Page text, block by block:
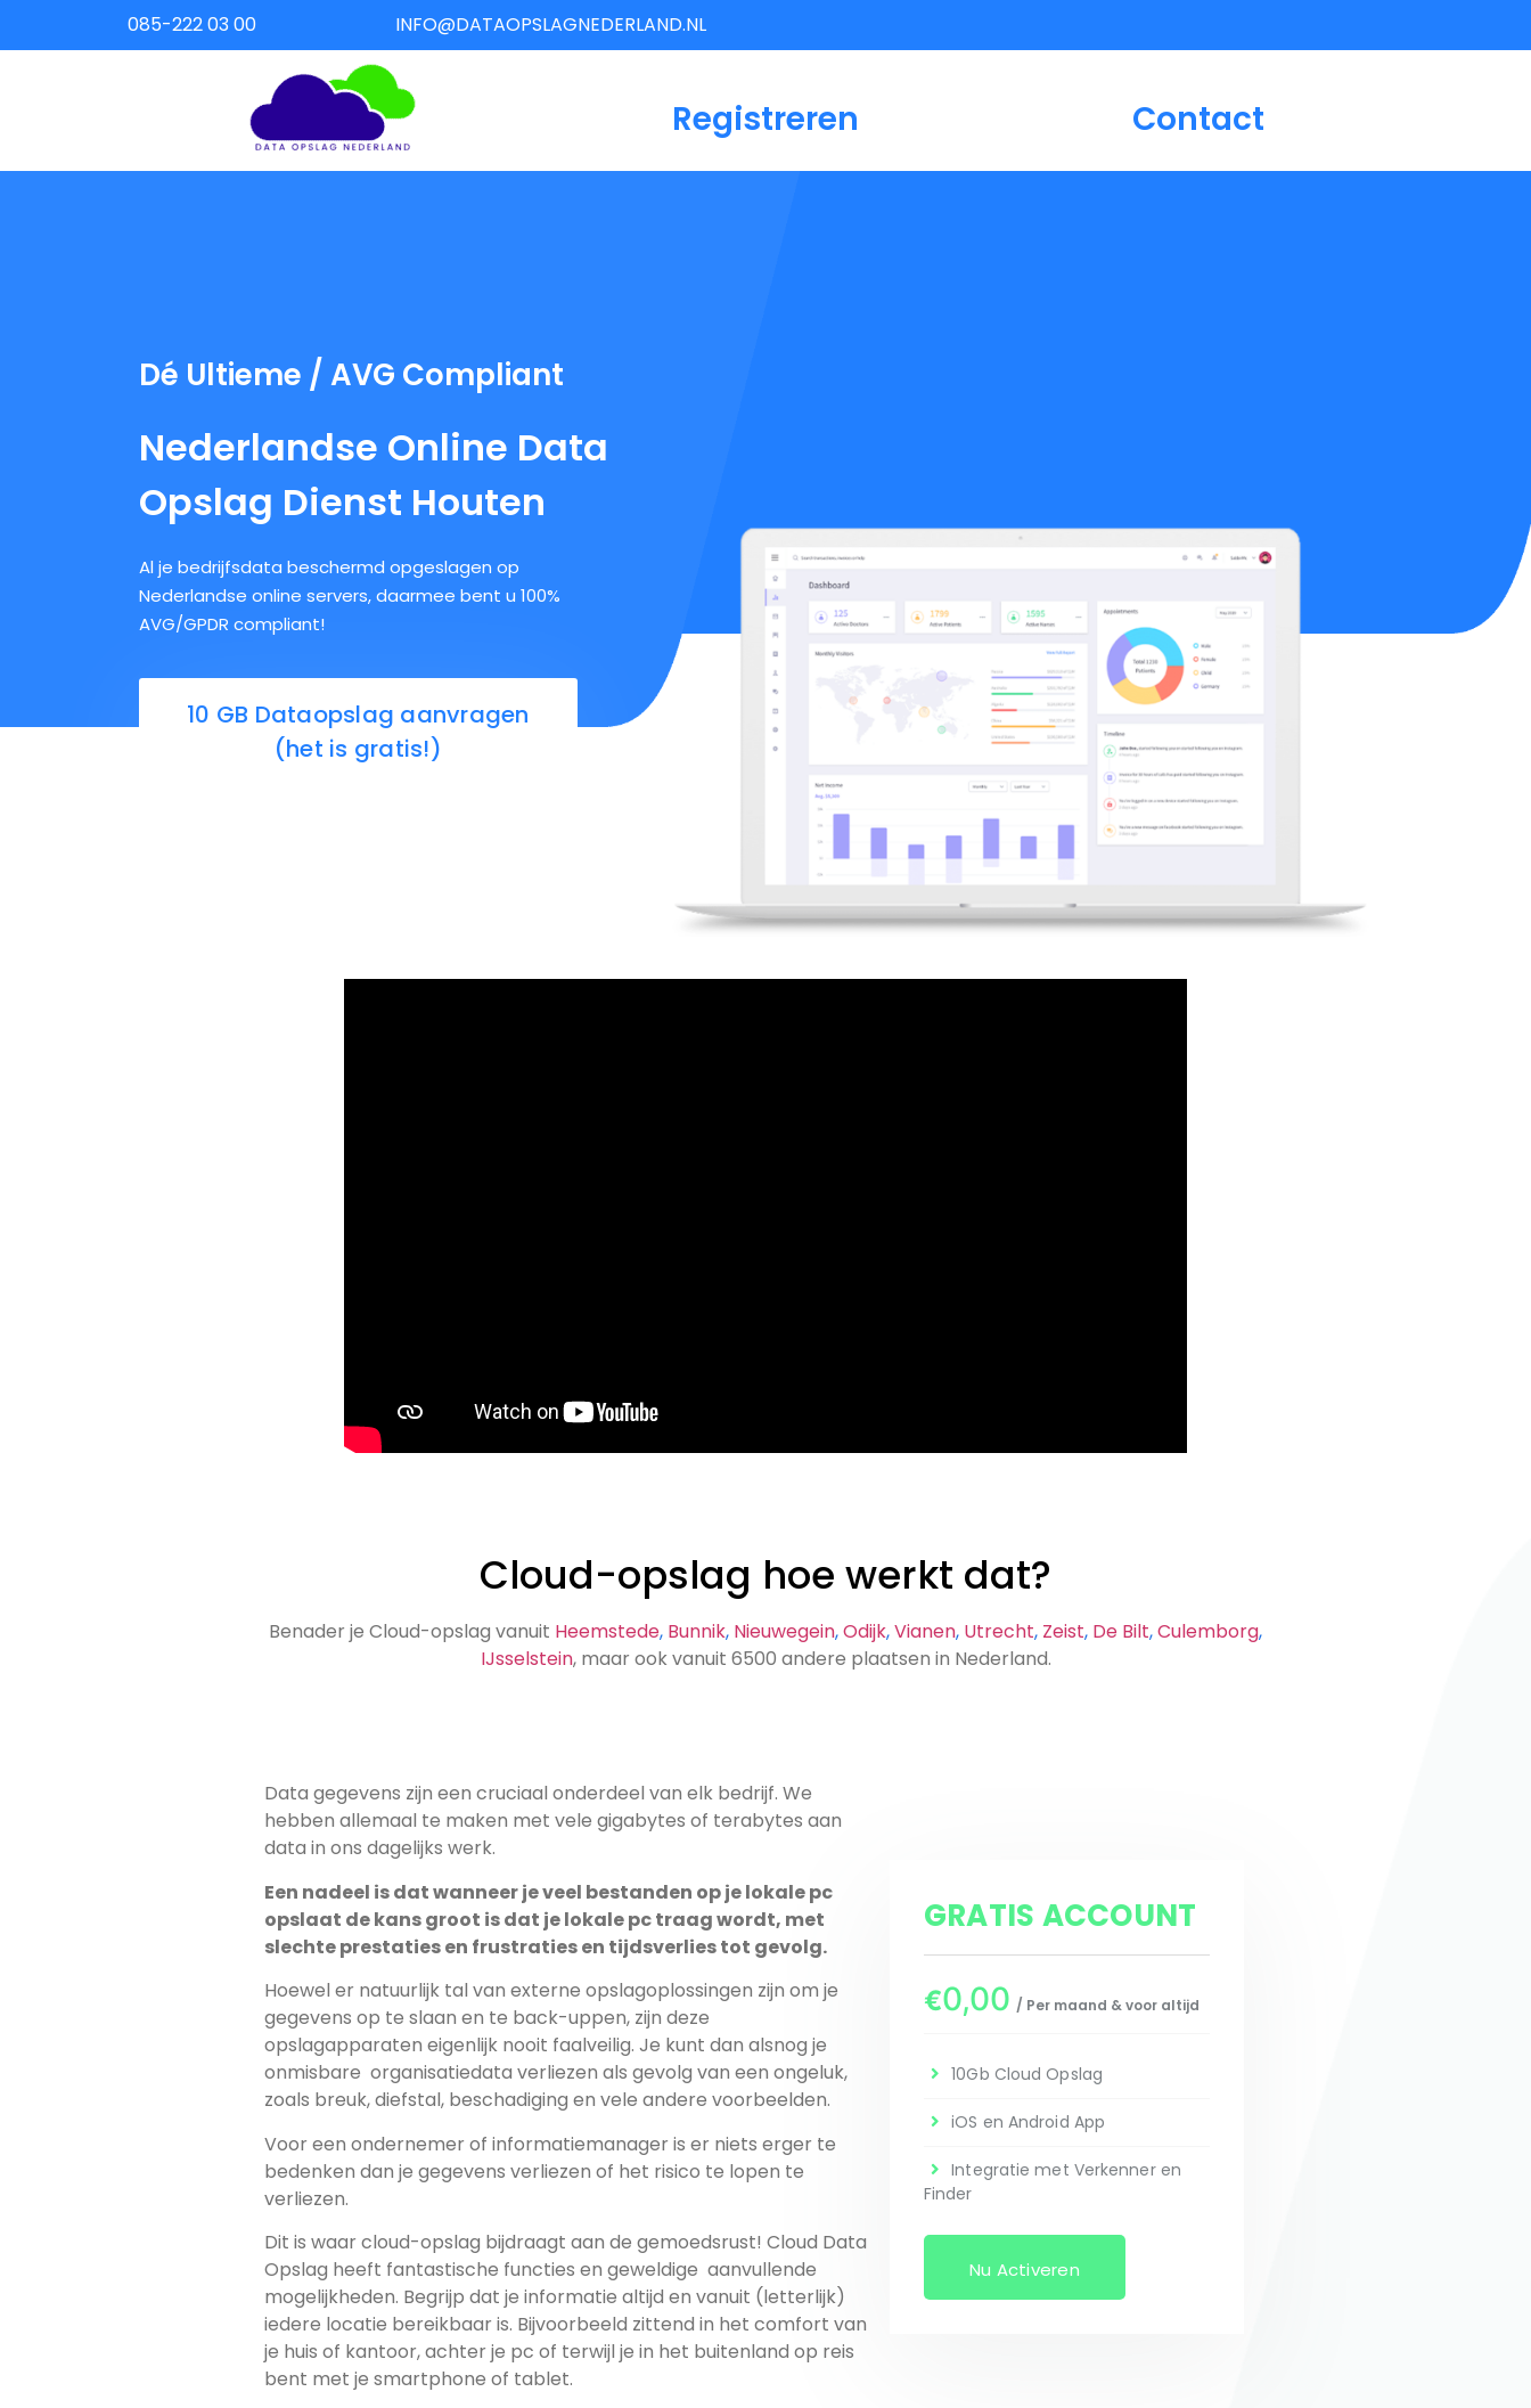
085-222 03 00 INFO@DATAOPSLAGNEDERLAND.NL
Registreren Contact
Dé Ultieme / AVG Compliant
Nederlandse Online Data
Opslag Dienst Houten
Al je bedrijfsdata beschermd opgeslagen op
Nederlandse online servers, daarmee bent u 100%
AVG/GPDR compliant!
10 GB Dataopslag aanvragen
(het is gratis!)
Cloud-opslag hoe werkt dat?
Benader je Cloud-opslag vanuit Heemstede, Bunnik, Nieuwegein,Odijk,Vianen, Utrecht, Zeist, De Bilt,Culemborg,
IJsselstein
, maar ook vanuit 6500 andere plaatsen in Nederland.
Data gegevens zijn een cruciaal onderdeel van elk bedrijf. We
hebben allemaal te maken met vele gigabytes of terabytes aan
data in ons dagelijks werk.
Een nadeel is dat wanneer je veel bestanden op je lokale pc
opslaat de kans groot is dat je lokale pc traag wordt, met
slechte prestaties en frustraties en tijdsverlies tot gevolg.
Hoewel er natuurlijk tal van externe opslagoplossingen zijn om je
gegevens op te slaan en te back-uppen, zijn deze
opslagapparaten eigenlijk nooit faalveilig. Je kunt dan alsnog je
onmisbare organisatiedata verliezen als gevolg van een ongeluk,
zoals breuk, diefstal, beschadiging en vele andere voorbeelden.
Voor een ondernemer of informatiemanager is er niets erger te
bedenken dan je gegevens verliezen of het risico te lopen te
verliezen.
Dit is waar cloud-opslag bijdraagt aan de gemoedsrust! Cloud Data
Opslag heeft fantastische functies en geweldige aanvullende
mogelijkheden. Begrijp dat je informatie altijd en vanuit (letterlijk)
iedere locatie bereikbaar is. Bijvoorbeeld zittend in het comfort van
je huis of kantoor, achter je pc of terwijl je in het buitenland op reis
bent met je smartphone of tablet.
GRATIS ACCOUNT
€0,00 / Per maand & voor altijd
10Gb Cloud Opslag
iOS en Android App
Integratie met Verkenner en
Finder
Nu Activeren